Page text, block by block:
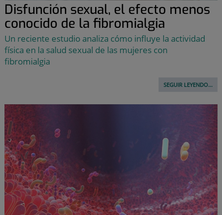
Disfunción sexual, el efecto menos
conocido de la fibromialgia
Un reciente estudio analiza cómo influye la actividad
física en la salud sexual de las mujeres con
fibromialgia
SEGUIR LEYENDO...